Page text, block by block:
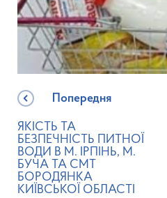
Попередня
ЯКІСТЬ ТА
БЕЗПЕЧНІСТЬ ПИТНОЇ
ВОДИ В М. ІРПІНЬ, М.
БУЧА ТА СМТ
БОРОДЯНКА
КИЇВСЬКОЇ ОБЛАСТІ